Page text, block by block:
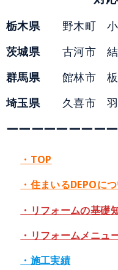
栃木県野木町 小
茨城県古河市 結
群馬県館林市 板
埼玉県久喜市 羽
ーーーーーーーー
・TOP
・住まいるDEPOに
・リフォームの基礎
・リフォームメニュ
・施工実績